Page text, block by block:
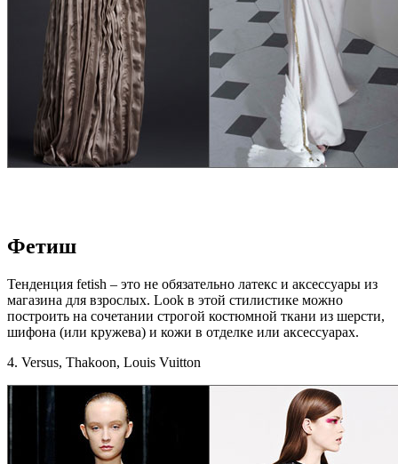
Фетиш
Тенденция fetish – это не обязательно латекс и аксессуары из
магазина для взрослых. Look в этой стилистике можно
построить на сочетании строгой костюмной ткани из шерсти,
шифона (или кружева) и кожи в отделке или аксессуарах.
4. Versus, Thakoon, Louis Vuitton